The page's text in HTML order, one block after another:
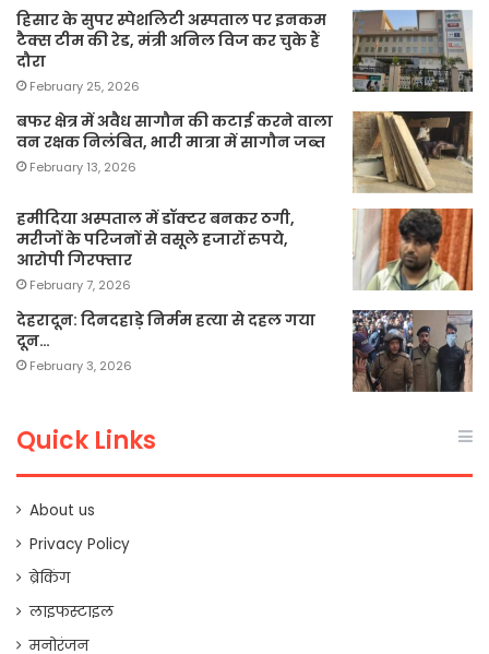
हिसार के सुपर स्पेशलिटी अस्पताल पर इनकम
टैक्स टीम की रेड, मंत्री अनिल विज कर चुके हैं
दौरा
February 25, 2026
बफर क्षेत्र में अवैध सागौन की कटाई करने वाला
वन रक्षक निलंबित, भारी मात्रा में सागौन जब्त
February 13, 2026
हमीदिया अस्पताल में डॉक्टर बनकर ठगी,
मरीजों के परिजनों से वसूले हजारों रुपये,
आरोपी गिरफ्तार
February 7, 2026
देहरादून: दिनदहाड़े निर्मम हत्या से दहल गया
दून…
February 3, 2026
Quick Links
About us
Privacy Policy
ब्रेकिंग
लाइफस्टाइल
मनोरंजन